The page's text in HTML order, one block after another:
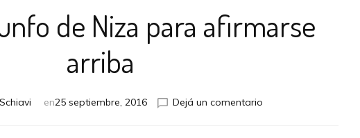
de Niza para afirmarse
arriba
en25 septiembre, 2016 Dejá un comentarioen